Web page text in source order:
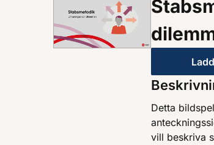
Detta
vill beskriva